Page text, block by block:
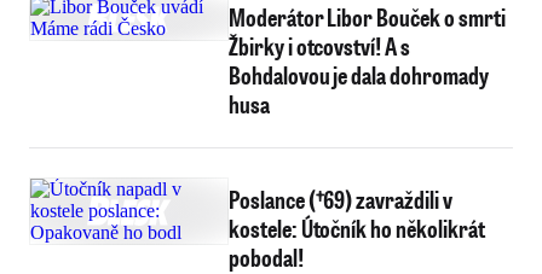
Moderátor Libor Bouček o smrti
Žbirky i otcovství! A s
Bohdalovou je dala dohromady
husa
Poslance (†69) zavraždili v
kostele: Útočník ho několikrát
pobodal!